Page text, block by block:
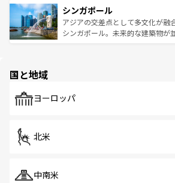
参照してほしい。
激する。気候は一年中温暖で、ど
が待っている。親しみやすいタイ
た文化、そして多様な観光資源が
み、どこを訪れても感動するはず
ており、効率よく見どころを回れ
うな絶景から文化的な体験まで、
シンガポール
アジアの交差点として多文化が融
シンガポール。未来的な建築物が
で、ホーカーズは地元の風情を楽
国と地域
ヨーロッパ
北米
中南米